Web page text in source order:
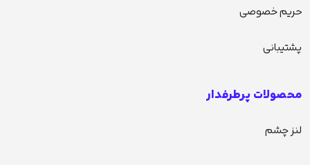
حریم خصوصی
پشتیبانی
محصولات پرطرفدار
لنز چشم